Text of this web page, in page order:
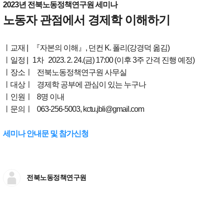
2023년 전북노동정책연구원 세미나
노동자 관점에서 경제학 이해하기
ㅣ교재 | 『자본의 이해』, 던컨 K. 폴리(강경덕 옮김)
ㅣ일정 | 1차 2023. 2. 24.(금) 17:00 (이후 3주 간격 진행 예정)
ㅣ장소ㅣ 전북노동정책연구원 사무실
ㅣ대상ㅣ 경제학 공부에 관심이 있는 누구나
ㅣ인원ㅣ 8명 이내
ㅣ문의ㅣ 063-256-5003, kctu.jbli@gmail.com
세미나 안내문 및 참가신청
전북노동정책연구원